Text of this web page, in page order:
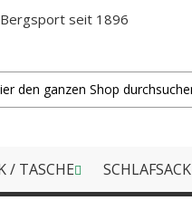
Bergsport seit 1896
/ TASCHE